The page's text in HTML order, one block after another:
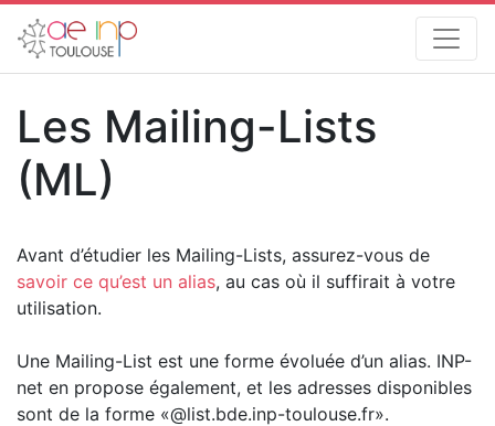
Les Mailing-Lists
(ML)
Avant d’étudier les Mailing-Lists, assurez-vous de
savoir ce qu’est un alias, au cas où il suffirait à votre
utilisation.
Une Mailing-List est une forme évoluée d’un alias. INP-
net en propose également, et les adresses disponibles
sont de la forme «@list.bde.inp-toulouse.fr».